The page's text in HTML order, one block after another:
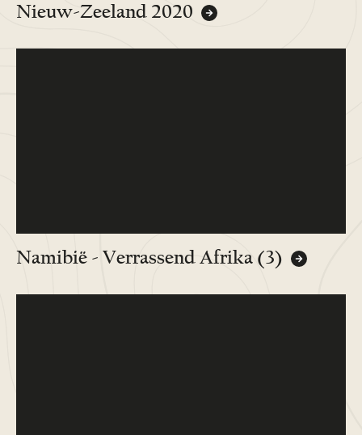
Nieuw-Zeeland 2020
Namibië - Verrassend Afrika (3)